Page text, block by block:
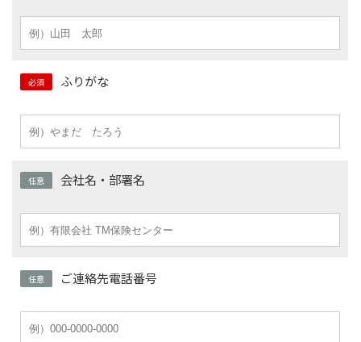
必須 ふりがな
任意 会社名・部署名
任意 ご連絡先電話番号